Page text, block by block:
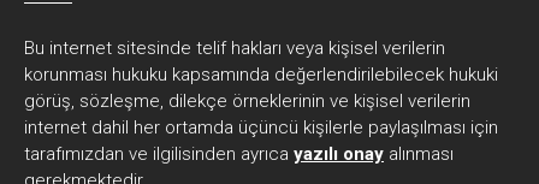
Bu internet sitesinde telif hakları veya kişisel verilerin
korunması hukuku kapsamında değerlendirilebilecek hukuki
görüş, sözleşme, dilekçe örneklerinin ve kişisel verilerin
internet dahil her ortamda üçüncü kişilerle paylaşılması için
tarafımızdan ve ilgilisinden ayrıca yazılı onay alınması